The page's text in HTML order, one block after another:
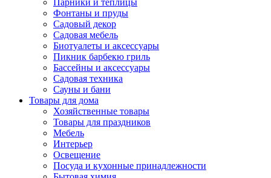
Фонтаны и пруды
Садовый декор
Садовая мебель
Биотуалеты и аксессуары
Пикник барбекю гриль
Бассейны и аксессуары
Садовая техника
Сауны и бани
Товары для дома
Хозяйственные товары
Товары для праздников
Мебель
Интерьер
Освещение
Посуда и кухонные принадлежности